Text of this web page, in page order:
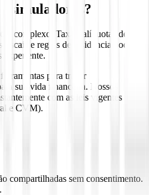
simuladores?
é complexo. Taxas, alíquotas de
fiscais e regras de residência podem
experiente.
para trazer
sua vida financeira. Nossos
com as leis vigentes
e CVM).
compartilhadas sem consentimento.